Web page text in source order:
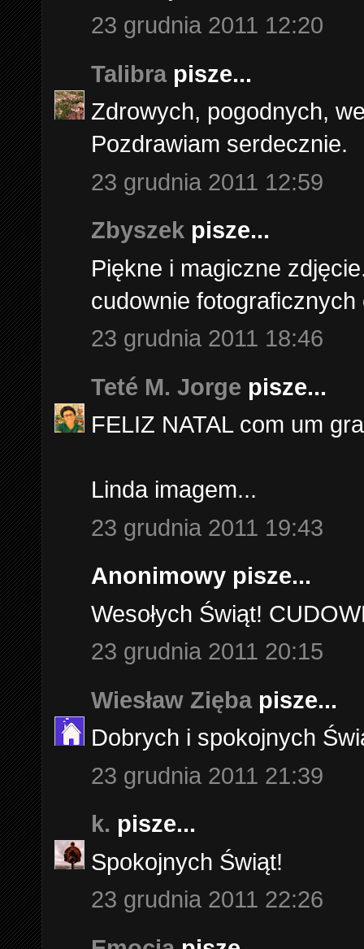
23 grudnia 2011 12:20
Talibrapisze...
Zdrowych, pogodnych,
Pozdrawiam serdecznie.
23 grudnia 2011 12:59
Zbyszek pisze...
Piękne i magiczne
cudownie
23 grudnia 2011 18:46
Teté M. Jorge pisze...
FELIZ NATAL com um
Linda imagem...
23 grudnia 2011 19:43
Anonimowy pisze...
Wesołych Świąt!
23 grudnia 2011 20:15
Wiesław Ziębapisze...
Dobrych i spokojnych
23 grudnia 2011 21:39
k. pisze...
Spokojnych Świąt!
23 grudnia 2011 22:26